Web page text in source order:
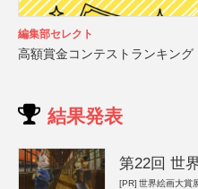
編集部セレクト
高額賞金コンテストランキング
結果発表
第22回 世
[PR] 世界絵画大賞